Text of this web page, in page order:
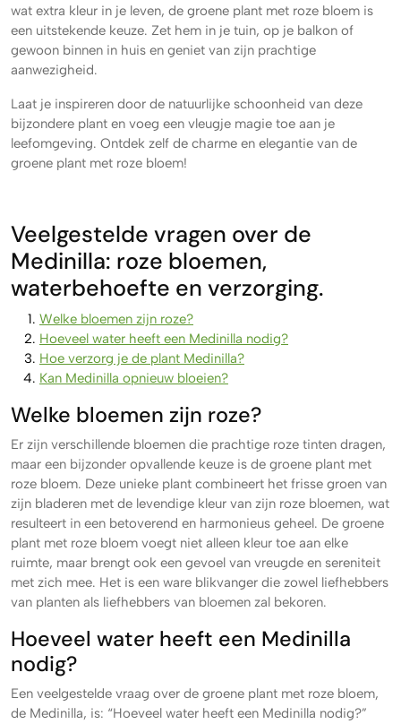
wat extra kleur in je leven, de groene plant met roze bloem is
een uitstekende keuze. Zet hem in je tuin, op je balkon of
gewoon binnen in huis en geniet van zijn prachtige
aanwezigheid.
Laat je inspireren door de natuurlijke schoonheid van deze
bijzondere plant en voeg een vleugje magie toe aan je
leefomgeving. Ontdek zelf de charme en elegantie van de
groene plant met roze bloem!
Veelgestelde vragen over de
Medinilla: roze bloemen,
waterbehoefte en verzorging.
Welke bloemen zijn roze?
Hoeveel water heeft een Medinilla nodig?
Hoe verzorg je de plant Medinilla?
Kan Medinilla opnieuw bloeien?
Welke bloemen zijn roze?
Er zijn verschillende bloemen die prachtige roze tinten dragen,
maar een bijzonder opvallende keuze is de groene plant met
roze bloem. Deze unieke plant combineert het frisse groen van
zijn bladeren met de levendige kleur van zijn roze bloemen, wat
resulteert in een betoverend en harmonieus geheel. De groene
plant met roze bloem voegt niet alleen kleur toe aan elke
ruimte, maar brengt ook een gevoel van vreugde en sereniteit
met zich mee. Het is een ware blikvanger die zowel liefhebbers
van planten als liefhebbers van bloemen zal bekoren.
Hoeveel water heeft een Medinilla
nodig?
Een veelgestelde vraag over de groene plant met roze bloem,
de Medinilla, is: “Hoeveel water heeft een Medinilla nodig?”